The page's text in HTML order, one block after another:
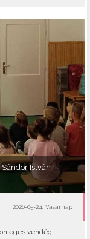
István
2026-05-24, Vasárnap
vendég